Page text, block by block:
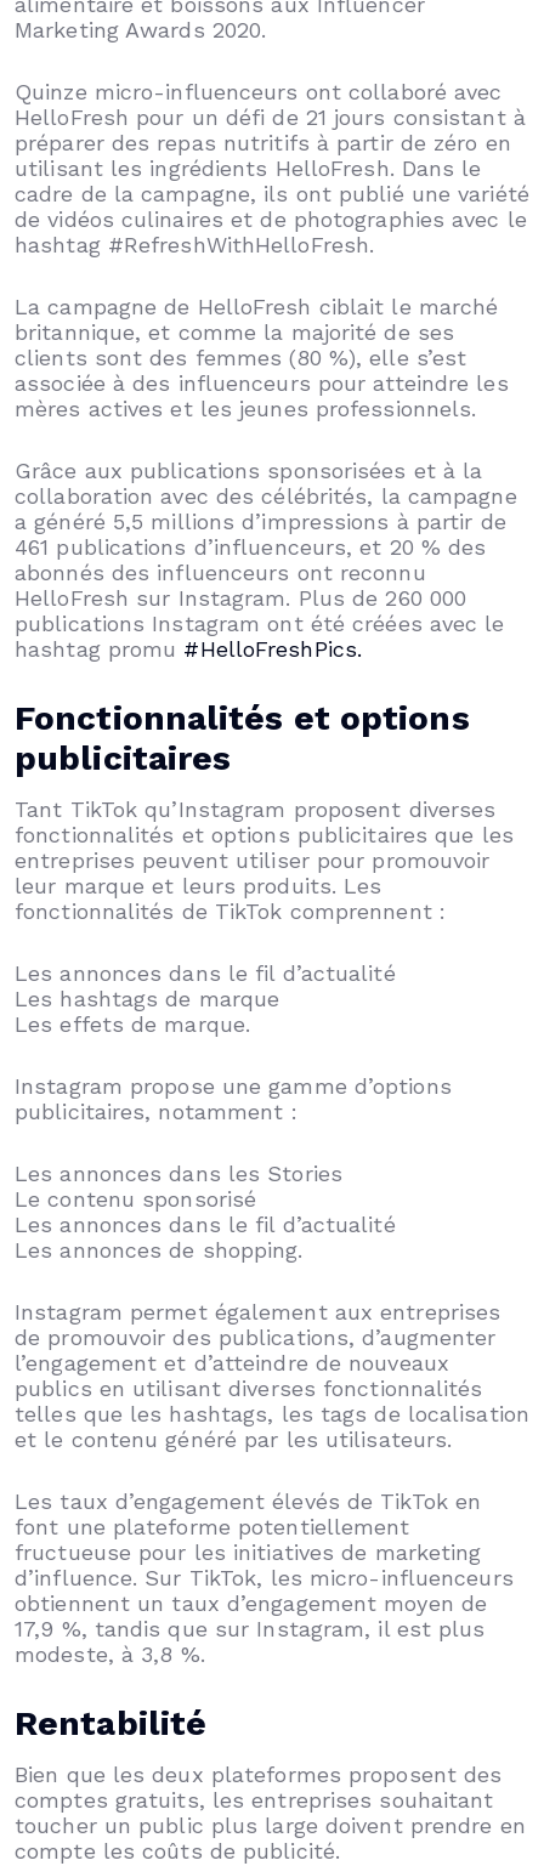
Marketing Awards 2020.
Quinze micro-influenceurs ont collaboré avec
HelloFresh pour un défi de 21 jours consistant à
préparer des repas nutritifs à partir de zéro en
utilisant les ingrédients HelloFresh. Dans le
cadre de la campagne, ils ont publié une variété
de vidéos culinaires et de photographies avec le
hashtag #RefreshWithHelloFresh.
La campagne de HelloFresh ciblait le marché
britannique, et comme la majorité de ses
clients sont des femmes (80 %), elle s’est
associée à des influenceurs pour atteindre les
mères actives et les jeunes professionnels.
Grâce aux publications sponsorisées et à la
collaboration avec des célébrités, la campagne
a généré 5,5 millions d’impressions à partir de
461 publications d’influenceurs, et 20 % des
abonnés des influenceurs ont reconnu
HelloFresh sur Instagram. Plus de 260 000
publications Instagram ont été créées avec le
hashtag promu #HelloFreshPics.
Fonctionnalités et options
publicitaires
Tant TikTok qu’Instagram proposent diverses
fonctionnalités et options publicitaires que les
entreprises peuvent utiliser pour promouvoir
leur marque et leurs produits. Les
fonctionnalités de TikTok comprennent :
Les annonces dans le fil d’actualité
Les hashtags de marque
Les effets de marque.
Instagram propose une gamme d’options
publicitaires, notamment :
Les annonces dans les Stories
Le contenu sponsorisé
Les annonces dans le fil d’actualité
Les annonces de shopping.
Instagram permet également aux entreprises
de promouvoir des publications, d’augmenter
l’engagement et d’atteindre de nouveaux
publics en utilisant diverses fonctionnalités
telles que les hashtags, les tags de localisation
et le contenu généré par les utilisateurs.
Les taux d’engagement élevés de TikTok en
font une plateforme potentiellement
fructueuse pour les initiatives de marketing
d’influence. Sur TikTok, les micro-influenceurs
obtiennent un taux d’engagement moyen de
17,9 %, tandis que sur Instagram, il est plus
modeste, à 3,8 %.
Rentabilité
Bien que les deux plateformes proposent des
comptes gratuits, les entreprises souhaitant
toucher un public plus large doivent prendre en
compte les coûts de publicité.